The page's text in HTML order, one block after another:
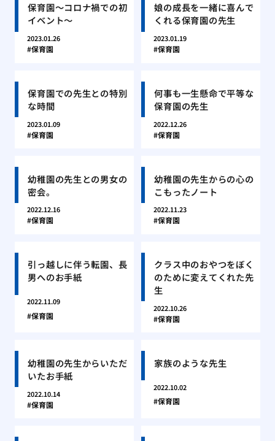
保育園〜コロナ禍での初
イベント〜
2023.01.26
保育園
娘の成長を一緒に喜んで
くれる保育園の先生
2023.01.19
保育園
保育園での先生との特別
な時間
2023.01.09
保育園
何事も一生懸命で平等な
保育園の先生
2022.12.26
保育園
幼稚園の先生との男女の
密会。
2022.12.16
保育園
幼稚園の先生からの心の
こもったノート
2022.11.23
保育園
引っ越しに伴う転園、長
男へのお手紙
2022.11.09
保育園
クラス中のおやつをぼく
のために変えてくれた先
生
2022.10.26
保育園
幼稚園の先生からいただ
いたお手紙
2022.10.14
保育園
家族のような先生
2022.10.02
保育園